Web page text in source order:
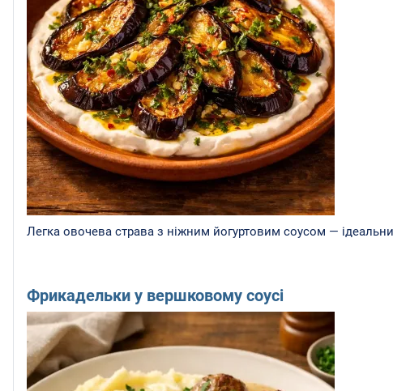
Легка овочева страва з ніжним йогуртовим соусом —
Фрикадельки у вершковому соусі